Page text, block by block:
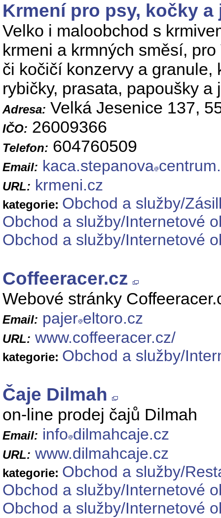
Krmení pro psy, kočky
Velko i maloobchod s
krmeni a krmných směsí,
či kočičí konzervy a granule,
rybičky, prasata, papoušky a
Adresa: Velká Jesenice 137,
IČO: 26009366
Telefon: 604760509
Email: kaca.stepanova
URL: krmeni.cz
kategorie: Obchod a služby/
Obchod a služby/Internetové
Obchod a služby/Internetové
Coffeeracer.cz
Webové stránky
Email: pajer eltoro.cz
URL: www.coffeeracer.cz/
kategorie: Obchod a služby/
Čaje Dilmah
on-line prodej čajů Dilmah
Email: info dilmahcaje.cz
URL: www.dilmahcaje.cz
kategorie: Obchod a služby/
Obchod a služby/Internetové
Obchod a služby/Internetové